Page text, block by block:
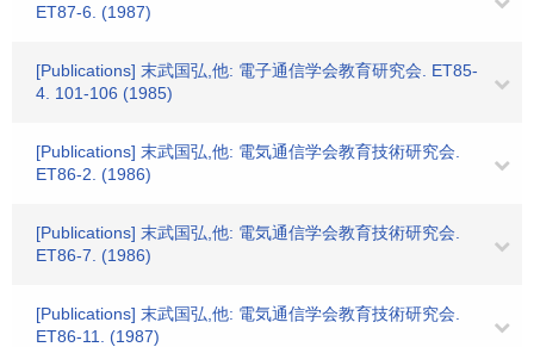
ET87-6. (1987)
[Publications] 末武国弘,他: 電子通信学会教育研究会. ET85-
4. 101-106 (1985)
[Publications] 末武国弘,他: 電気通信学会教育技術研究会.
ET86-2. (1986)
[Publications] 末武国弘,他: 電気通信学会教育技術研究会.
ET86-7. (1986)
[Publications] 末武国弘,他: 電気通信学会教育技術研究会.
ET86-11. (1987)